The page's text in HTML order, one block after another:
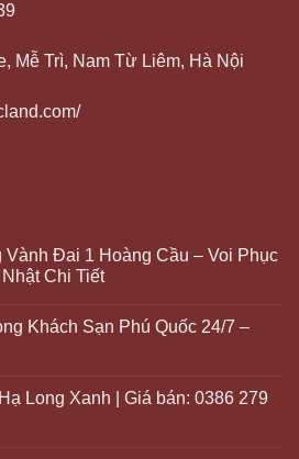
Mễ Trì, Nam Từ Liêm, Hà Nội
Đai 1 Hoàng Cầu – Voi Phục
Chi Tiết
Khách Sạn Phú Quốc 24/7 –
Long Xanh | Giá bán: 0386 279